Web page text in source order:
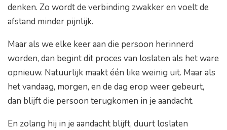
denken. Zo wordt de verbinding zwakker en voelt de
afstand minder pijnlijk.
Maar als we elke keer aan die persoon herinnerd
worden, dan begint dit proces van loslaten als het ware
opnieuw. Natuurlijk maakt één like weinig uit. Maar als
het vandaag, morgen, en de dag erop weer gebeurt,
dan blijft die persoon terugkomen in je aandacht.
En zolang hij in je aandacht blijft, duurt loslaten